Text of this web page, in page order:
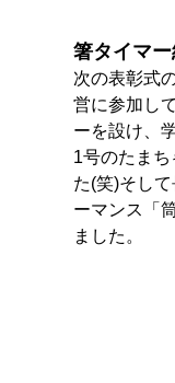
箸タイマ
次の表彰式
営に参加し
ーを設け、
1号のたま
た(笑)そし
ーマンス「
ました。